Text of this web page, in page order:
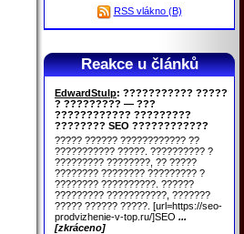
RSS vlákno (B)
Reakce u článků
EdwardStulp: ??????????? ?????
? ????????? — ???
???????????? ?????????
???????? SEO ????????????
????? ?????? ???????????? ??
??????????? ?????. ?????????? ?
????????? ????????, ?? ?????
???????? ???????? ????????? ?
???????? ??????????. ??????
????????? ???????????, ???????
????? ?????? ?????. [url=https://seo-
prodvizhenie-v-top.ru/]SEO ...
[zkráceno]